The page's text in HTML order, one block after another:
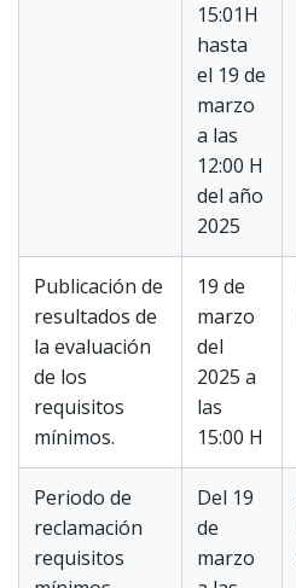
15:01H
hasta
el 19 de
marzo
a las
12:00 H
del año
2025
Publicación de
resultados de
la evaluación
de los
requisitos
mínimos.
19 de
marzo
del
2025 a
las
15:00 H
Periodo de
reclamación
requisitos
Del 19
de
marzo